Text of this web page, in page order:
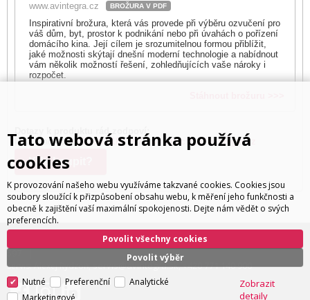
www.avintegra.cz BROŽURA V PDF
Inspirativní brožura, která vás provede při výběru ozvučení pro
váš dům, byt, prostor k podnikání nebo při úvahách o pořízení
domácího kina. Její cílem je srozumitelnou formou přiblížit,
jaké možnosti skýtají dnešní moderní technologie a nabídnout
vám několik možností řešení, zohledňujících vaše nároky i
rozpočet.
Dotazy k produktu rád zodpoví:
Ivan Trachta,+420 602 180 597, ivan.trachta@avintegra.cz
Kde koupit?
ivan.trachta@avintegra.cz
597
Servis: Alexej Rydzoň,servis@avintegra.sk,+420 771 140 900
Tato webová stránka používá
cookies
K provozování našeho webu využíváme takzvané cookies. Cookies jsou
soubory sloužící k přizpůsobení obsahu webu, k měření jeho funkčnosti a
obecně k zajištění vaší maximální spokojenosti. Dejte nám vědět o svých
preferencích.
Povolit výběr
Povolit všechny cookies
Nutné Preferenční
Analytické
Marketingové
Zobrazit
detaily